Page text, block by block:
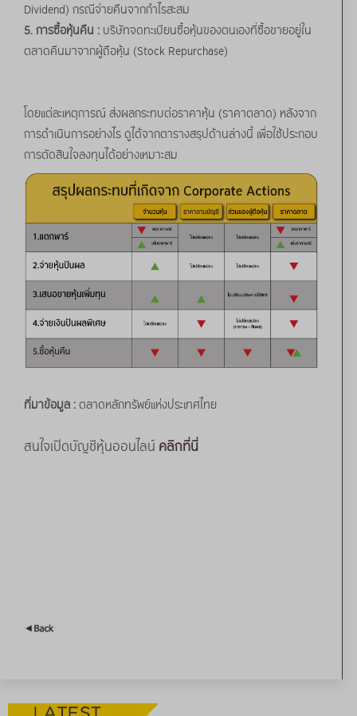
Dividend) กรณีจ่ายคืนจากกำไรสะสม
5. การซื้อหุ้นคืน : บริษัทจดทะเบียนซื้อหุ้นของตนเองที่ซื้อขายอยู่ใน
ตลาดคืนมาจากผู้ถือหุ้น (Stock Repurchase)
โดยแต่ละเหตุการณ์ ส่งผลกระทบต่อราคาหุ้น (ราคาตลาด) หลังจาก
การดำเนินการอย่างไร ดูได้จากตารางสรุปด้านล่างนี้ เพื่อใช้ประกอบ
การตัดสินใจลงทุนได้อย่างเหมาะสม
ที่มาข้อมูล :ตลาดหลักทรัพย์แห่งประเทศไทย
สนใจเปิดบัญชีหุ้นออนไลน์ คลิกที่นี่